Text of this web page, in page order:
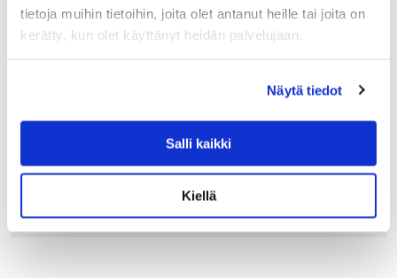
tietoja muihin tietoihin, joita olet antanut heille tai joita on
kerätty, kun olet käyttänyt heidän palvelujaan.
Näytä tiedot
Salli kaikki
Kiellä
ALESSI KNIFEFORKSPOON SALAATINOTTIM
ET, TERÄS
ottimien pelkistetty muotokieli on helppo yhdistää erilaisiin
tarjoiluvateihin ja salaattikulhoihin. Salaatinottimien
39.00€
LISÄÄ OSTOSKORIIN